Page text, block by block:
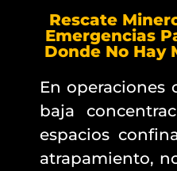
Rescate
Emergencias
Donde No Hay
En operaciones
baja
espacios
atrapamiento,